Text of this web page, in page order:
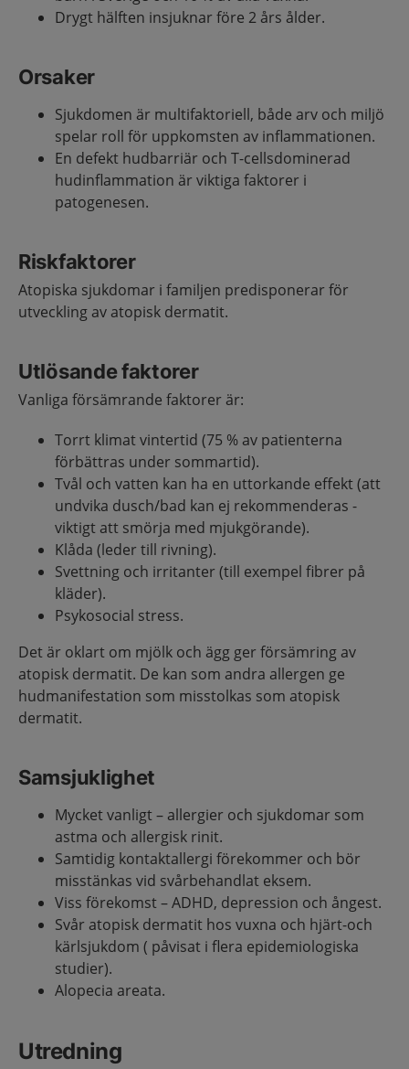
Drygt hälften insjuknar före 2 års ålder.
Orsaker
Sjukdomen är multifaktoriell, både arv och miljö
spelar roll för uppkomsten av inflammationen.
En defekt hudbarriär och T-cellsdominerad
hudinflammation är viktiga faktorer i
patogenesen.
Riskfaktorer
Atopiska sjukdomar i familjen predisponerar för
utveckling av atopisk dermatit.
Utlösande faktorer
Vanliga försämrande faktorer är:
Torrt klimat vintertid (75 % av patienterna
förbättras under sommartid).
Tvål och vatten kan ha en uttorkande effekt (att
undvika dusch/bad kan ej rekommenderas -
viktigt att smörja med mjukgörande).
Klåda (leder till rivning).
Svettning och irritanter (till exempel fibrer på
kläder).
Psykosocial stress.
Det är oklart om mjölk och ägg ger försämring av
atopisk dermatit. De kan som andra allergen ge
hudmanifestation som misstolkas som atopisk
dermatit.
Samsjuklighet
Mycket vanligt – allergier och sjukdomar som
astma och allergisk rinit.
Samtidig kontaktallergi förekommer och bör
misstänkas vid svårbehandlat eksem.
Viss förekomst – ADHD, depression och ångest.
Svår atopisk dermatit hos vuxna och hjärt-och
kärlsjukdom ( påvisat i flera epidemiologiska
studier).
Alopecia areata.
Utredning